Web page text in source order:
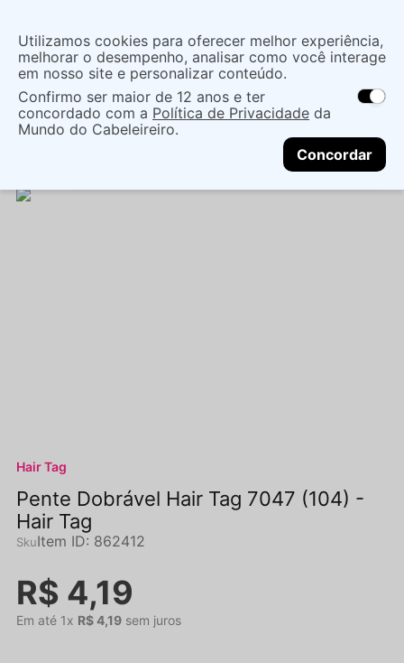
localização
As ofertas e opções de entrega variam de
acordo com a região.Não sei meu CEP
CONTINUAR
O que você procura?
Acessórios Acessorios Cabelo
Pentes
PENTE DOBRÁVEL HAIR TAG 7047 (104) - HAIR
Hair Tag
Pente Dobrável Hair Tag 7047 (104) -
Hair Tag
Item ID: 862412
R$ 4,19
Em até 1x R$4,19 sem juros
Utilizamos cookies para oferecer melhor experiência,
melhorar o desempenho, analisar como você interage
em nosso site e personalizar conteúdo.
Confirmo ser maior de 12 anos e ter
concordado com a Política de Privacidade da
Mundo do Cabeleireiro.
Concordar